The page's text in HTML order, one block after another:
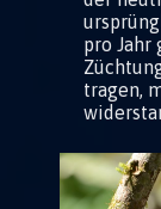
pro Jahr
tragen,